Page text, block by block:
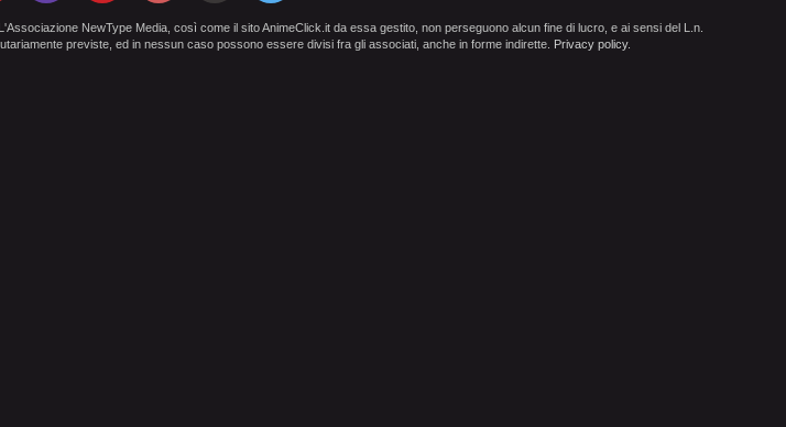
NewType Media, così come il sito AnimeClick.it da essa gestito, non perseguono alcun fine di lucro, e ai sensi del L.n.
previste, ed in nessun caso possono essere divisi fra gli associati, anche in forme indirette. Privacy policy.